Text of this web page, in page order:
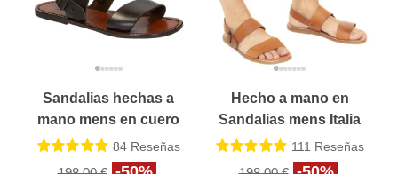
Sandalias hechas a
mano mens en cuero
marrón oscuro hecho
en Italia
84Reseñas
Hecho a mano en
Sandalias mens Italia
en cuir vintage cuero
111 Reseñas